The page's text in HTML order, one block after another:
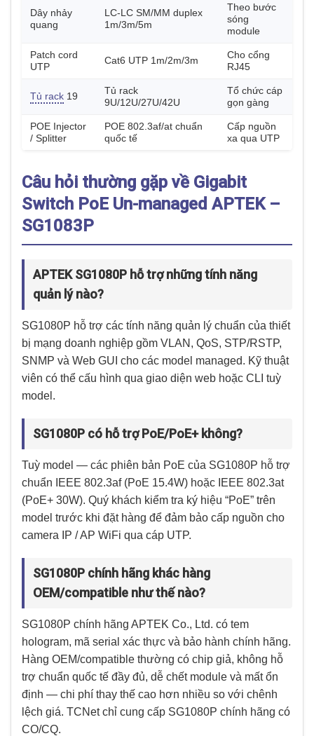
Dây nhảy
quang
LC-LC SM/MM duplex
1m/3m/5m
Theo bước
sóng
module
Patch cord
UTP
Cat6 UTP 1m/2m/3m
Cho cổng
RJ45
Tủ rack 19
Tủ rack
9U/12U/27U/42U
Tổ chức cáp
gọn gàng
POE Injector
/ Splitter
POE 802.3af/at chuẩn
quốc tế
Cấp nguồn
xa qua UTP
Câu hỏi thường gặp về Gigabit
Switch PoE Un-managed APTEK –
SG1083P
APTEK SG1080P hỗ trợ những tính năng
quản lý nào?
SG1080P hỗ trợ các tính năng quản lý chuẩn của thiết
bị mạng doanh nghiệp gồm VLAN, QoS, STP/RSTP,
SNMP và Web GUI cho các model managed. Kỹ thuật
viên có thể cấu hình qua giao diện web hoặc CLI tuỳ
model.
SG1080P có hỗ trợ PoE/PoE+ không?
Tuỳ model — các phiên bản PoE của SG1080P hỗ trợ
chuẩn IEEE 802.3af (PoE 15.4W) hoặc IEEE 802.3at
(PoE+ 30W). Quý khách kiểm tra ký hiệu “PoE” trên
model trước khi đặt hàng để đảm bảo cấp nguồn cho
camera IP / AP WiFi qua cáp UTP.
SG1080P chính hãng khác hàng
OEM/compatible như thế nào?
SG1080P chính hãng APTEK Co., Ltd. có tem
hologram, mã serial xác thực và bảo hành chính hãng.
Hàng OEM/compatible thường có chip giả, không hỗ
trợ chuẩn quốc tế đầy đủ, dễ chết module và mất ổn
định — chi phí thay thế cao hơn nhiều so với chênh
lệch giá. TCNet chỉ cung cấp SG1080P chính hãng có
CO/CQ.